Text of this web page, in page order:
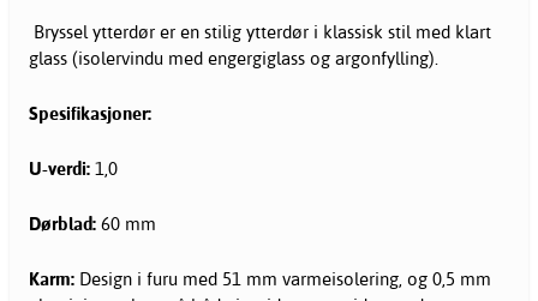
Bryssel ytterdør er en stilig ytterdør i klassisk stil med klart
glass (isolervindu med engergiglass og argonfylling).
Spesifikasjoner:
U-verdi: 1,0
Dørblad: 60 mm
Karm: Design i furu med 51 mm varmeisolering, og 0,5 mm